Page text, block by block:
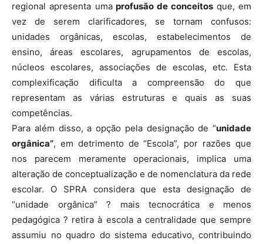
regional apresenta umaprofusão de conceitos que, em
vez de serem clarificadores, se tornam confusos:
unidades orgânicas, escolas, estabelecimentos de
ensino, áreas escolares, agrupamentos de escolas,
núcleos escolares, associações de escolas, etc. Esta
complexificação dificulta a compreensão do que
representam as várias estruturas e quais as suas
competências.
Para além disso, a opção pela designação de “unidade
orgânica”, em detrimento de “Escola”, por razões que
nos parecem meramente operacionais, implica uma
alteração de conceptualização e de nomenclatura da rede
escolar. O SPRA considera que esta designação de
“unidade orgânica” ? mais tecnocrática e menos
pedagógica ? retira à escola a centralidade que sempre
assumiu no quadro do sistema educativo, contribuindo